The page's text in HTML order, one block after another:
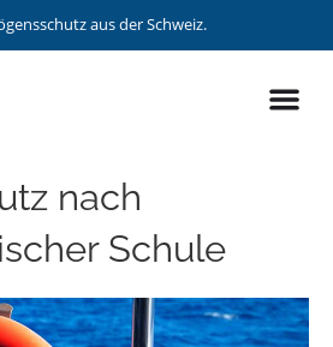
aus der Schweiz.
nach
Schule